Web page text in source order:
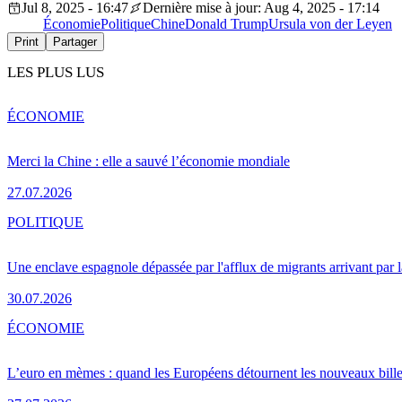
Jul 8, 2025 - 16:47
Dernière mise à jour: Aug 4, 2025 - 17:14
ÉconomiePolitiqueChineDonald TrumpUrsula von der Leyen
Print Partager
LES PLUS LUS
Merci la Chine : elle a sauvé l’économie mondiale
27.07.2026
ÉCONOMIE
Une enclave espagnole dépassée par l'afflux de migrants arrivant par
30.07.2026
POLITIQUE
L’euro en mèmes : quand les Européens détournent les nouveaux
ÉCONOMIE